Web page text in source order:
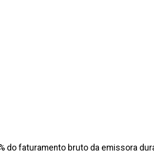
do faturamento bruto da emissora